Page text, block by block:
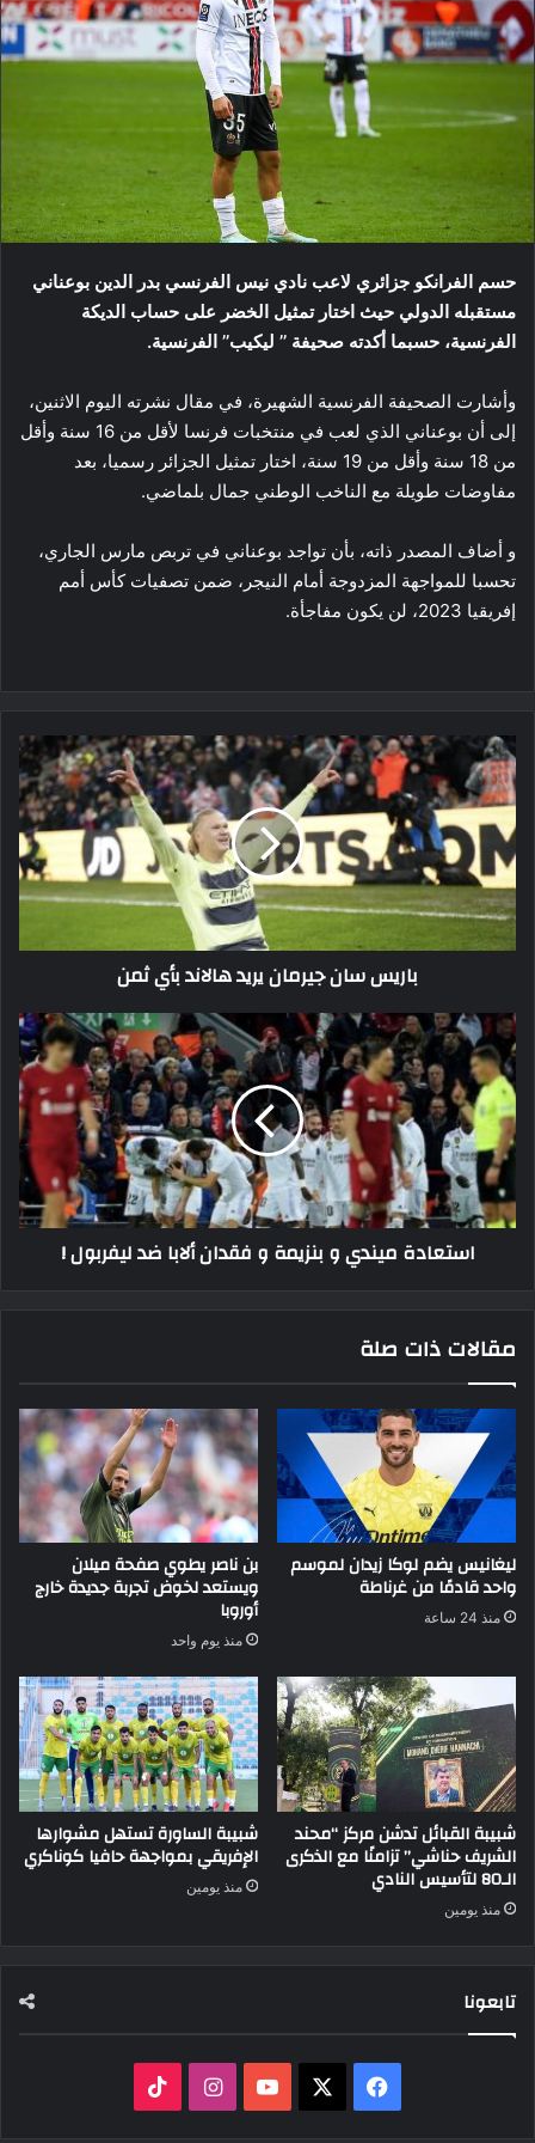
حسم الفرانكو جزائري لاعب نادي نيس الفرنسي بدر الدين بوعناني
مستقبله الدولي حيث اختار تمثيل الخضر على حساب الديكة
الفرنسية، حسبما أكدته صحيفة ’’ ليكيب’’ الفرنسية.
وأشارت الصحيفة الفرنسية الشهيرة، في مقال نشرته اليوم الاثنين،
إلى أن بوعناني الذي لعب في منتخبات فرنسا لأقل من 16 سنة وأقل
من 18 سنة وأقل من 19 سنة، اختار تمثيل الجزائر رسميا، بعد
مفاوضات طويلة مع الناخب الوطني جمال بلماضي.
و أضاف المصدر ذاته، بأن تواجد بوعناني في تربص مارس الجاري،
تحسبا للمواجهة المزدوجة أمام النيجر، ضمن تصفيات كأس أمم
إفريقيا 2023، لن يكون مفاجأة.
باريس
سان
جيرمان
يريد
هالاند
بأي
ثمن
باريس سان جيرمان يريد هالاند بأي ثمن
استعادة
ميندي
و
بنزيمة
و
فقدان
ألابا
ضد
ليفربول
استعادة ميندي و بنزيمة و فقدان ألابا ضد ليفربول !
مقالات ذات صلة
ليغانيس يضم لوكا زيدان لموسم
واحد قادمًا من غرناطة
منذ 24 ساعة
بن ناصر يطوي صفحة ميلان
ويستعد لخوض تجربة جديدة خارج
أوروبا
منذ يوم واحد
شبيبة القبائل تدشن مركز “محند
الشريف حناشي” تزامنًا مع الذكرى
الـ80 لتأسيس النادي
منذ يومين
شبيبة الساورة تستهل مشوارها
الإفريقي بمواجهة حافيا كوناكري
منذ يومين
تابعونا
فيسبوك ‫YouTubeانستقرام